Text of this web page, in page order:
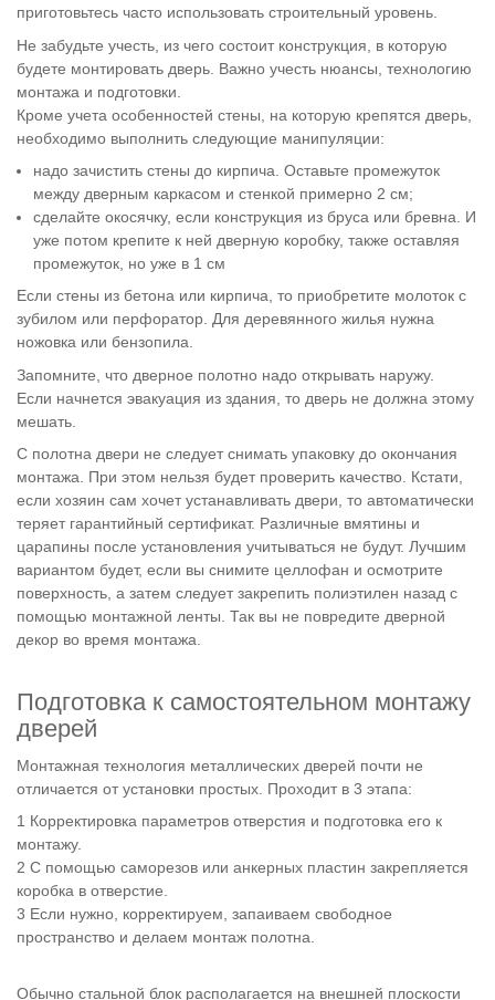
приготовьтесь часто использовать строительный уровень.
Не забудьте учесть, из чего состоит конструкция, в которую
будете монтировать дверь. Важно учесть нюансы, технологию
монтажа и подготовки.
Кроме учета особенностей стены, на которую крепятся дверь,
необходимо выполнить следующие манипуляции:
надо зачистить стены до кирпича. Оставьте промежуток
между дверным каркасом и стенкой примерно 2 см;
сделайте окосячку, если конструкция из бруса или бревна. И
уже потом крепите к ней дверную коробку, также оставляя
промежуток, но уже в 1 см
Если стены из бетона или кирпича, то приобретите молоток с
зубилом или перфоратор. Для деревянного жилья нужна
ножовка или бензопила.
Запомните, что дверное полотно надо открывать наружу.
Если начнется эвакуация из здания, то дверь не должна этому
мешать.
С полотна двери не следует снимать упаковку до окончания
монтажа. При этом нельзя будет проверить качество. Кстати,
если хозяин сам хочет устанавливать двери, то автоматически
теряет гарантийный сертификат. Различные вмятины и
царапины после установления учитываться не будут. Лучшим
вариантом будет, если вы снимите целлофан и осмотрите
поверхность, а затем следует закрепить полиэтилен назад с
помощью монтажной ленты. Так вы не повредите дверной
декор во время монтажа.
Подготовка к самостоятельном монтажу
дверей
Монтажная технология металлических дверей почти не
отличается от установки простых. Проходит в 3 этапа:
Корректировка параметров отверстия и подготовка его к
монтажу.
С помощью саморезов или анкерных пластин закрепляется
коробка в отверстие.
Если нужно, корректируем, запаиваем свободное
пространство и делаем монтаж полотна.
Обычно стальной блок располагается на внешней плоскости